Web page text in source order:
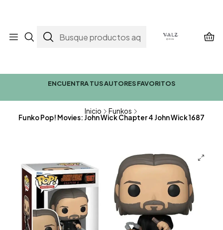
ENCUENTRA TUS AUTORES FAVORITOS
Inicio Funkos
Funko Pop! Movies: John Wick Chapter 4 John Wick 1687